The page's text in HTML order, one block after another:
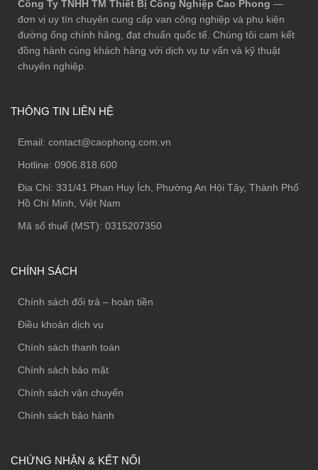
Công Ty TNHH TM Thiết Bị Công Nghiệp Cao Phong —
đơn vị uy tín chuyên cung cấp van công nghiệp và phụ kiện
đường ống chính hãng, đạt chuẩn quốc tế. Chúng tôi cam kết
đồng hành cùng khách hàng với dịch vụ tư vấn và kỹ thuật
chuyên nghiệp.
THÔNG TIN LIÊN HỆ
Email: contact@caophong.com.vn
Hotline: 0906.818.600
Địa Chỉ: 331/41 Phan Huy Ích, Phường An Hội Tây, Thành Phố
Hồ Chí Minh, Việt Nam
Mã số thuế (MST): 0315207350
CHÍNH SÁCH
Chính sách đổi trả – hoàn tiền
Điều khoản dịch vụ
Chính sách thanh toán
Chính sách bảo mật
Chính sách vận chuyển
Chính sách bảo hành
CHỨNG NHẬN & KẾT NỐI